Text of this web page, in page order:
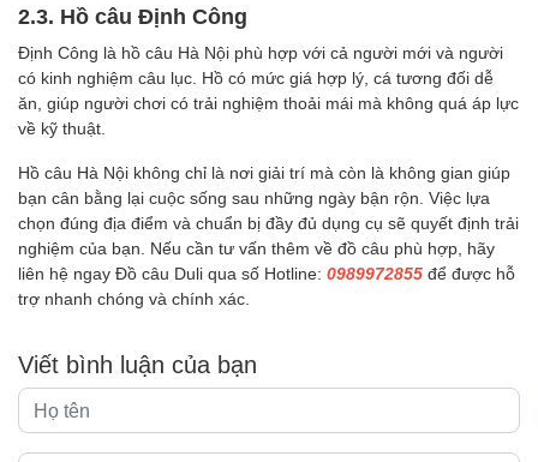
2.3. Hồ câu Định Công
Định Công là hồ câu Hà Nội phù hợp với cả người mới và người
có kinh nghiệm câu lục. Hồ có mức giá hợp lý, cá tương đối dễ
ăn, giúp người chơi có trải nghiệm thoải mái mà không quá áp lực
về kỹ thuật.
Hồ câu Hà Nội không chỉ là nơi giải trí mà còn là không gian giúp
bạn cân bằng lại cuộc sống sau những ngày bận rộn. Việc lựa
chọn đúng địa điểm và chuẩn bị đầy đủ dụng cụ sẽ quyết định trải
nghiệm của bạn. Nếu cần tư vấn thêm về đồ câu phù hợp, hãy
liên hệ ngay Đồ câu Duli qua số Hotline: 0989972855 để được hỗ
trợ nhanh chóng và chính xác.
Viết bình luận của bạn